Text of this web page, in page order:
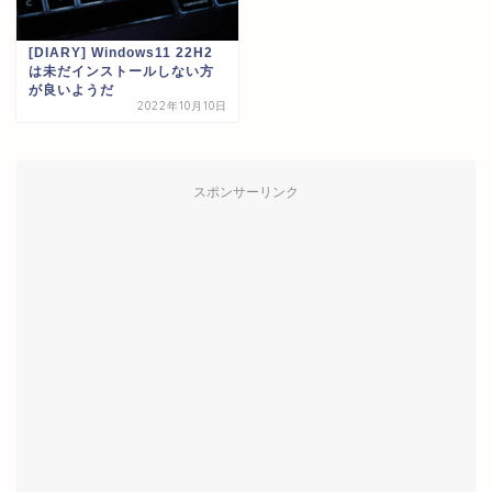
[DIARY] Windows11 22H2
は未だインストールしない方
が良いようだ
2022年10月10日
スポンサーリンク